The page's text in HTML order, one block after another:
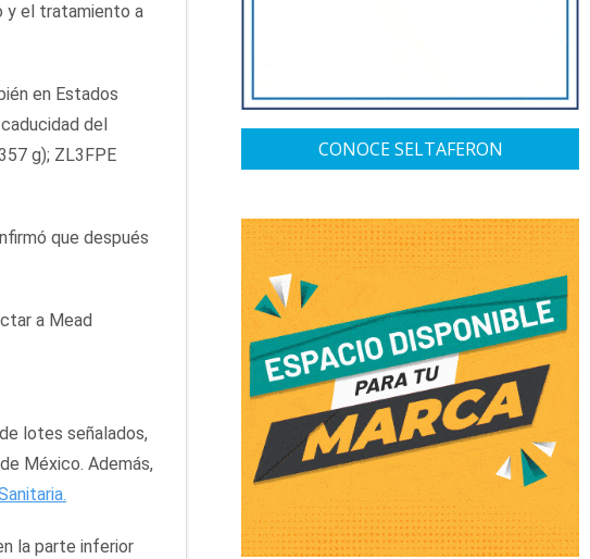
y el tratamiento a
en Estados
del
g); ZL3FPE
que después
a Mead
lotes señalados,
México. Además,
.
la parte inferior
CONOCE SELTAFERON